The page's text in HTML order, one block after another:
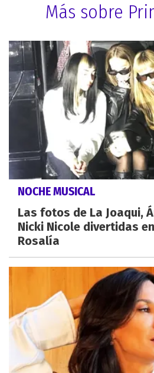
Más sobre
NOCHE MUSICAL
Las fotos de La Joaqui,
Nicki Nicole divertidas
Rosalía